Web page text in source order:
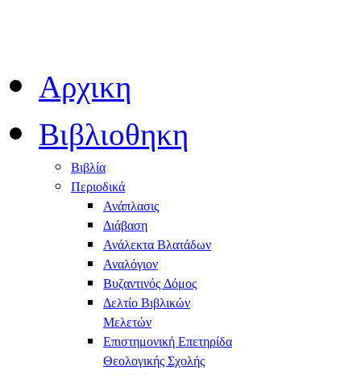
Αρχικη
Βιβλιοθηκη
Βιβλία
Περιοδικά
Ανάπλασις
Διάβαση
Ανάλεκτα Βλατάδων
Αναλόγιον
Βυζαντινός Δόμος
Δελτίο Βιβλικών
Μελετών
Επιστημονική Επετηρίδα
Θεολογικής Σχολής